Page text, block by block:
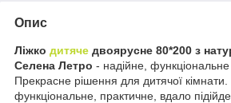
Опис
Ліжко дитяче двоярусне 80*200 з
Селена Летро - надійне, функціональне
Прекрасне рішення для дитячої
функціональне, практичне, вдало